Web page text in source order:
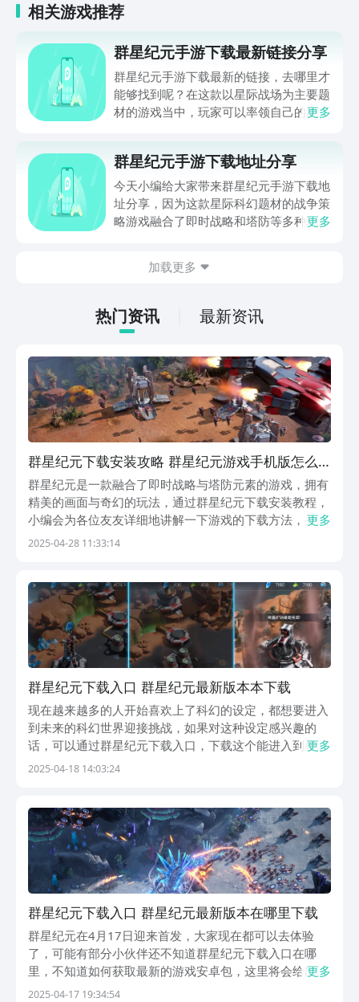
相关游戏推荐
群星纪元手游下载最新链接分享
群星纪元手游下载最新的链接，去哪里才
能够找到呢？在这款以星际战场为主要题
材的游戏当中，玩家可以率领自己的星际
的下载链接分享给各位参考，希望这次内
容可以对大家有所帮助。
更多
群星纪元手游下载地址分享
今天小编给大家带来群星纪元手游下载地
址分享，因为这款星际科幻题材的战争策
略游戏融合了即时战略和塔防等多种玩法
并与盟友联合征服不同星球，扩张势力版
乐趣，因此想要深入了解游戏并进行游戏
下载的玩家抓紧来看看吧！
更多
加载更多
热门资讯 最新资讯
群星纪元下载安装攻略 群星纪元游戏手机版怎么
下载
群星纪元是一款融合了即时战略与塔防元素的游戏，拥有
精美的画面与奇幻的玩法，通过群星纪元下载安装教程，
小编会为各位友友详细地讲解一下游戏的下载方法，并简
单地描述一下这款游戏的玩法，可以让刚入坑的玩家有个
更多
2025-04-28 11:33:14
群星纪元下载入口 群星纪元最新版本本下载
现在越来越多的人开始喜欢上了科幻的设定，都想要进入
到未来的科幻世界迎接挑战，如果对这种设定感兴趣的
话，可以通过群星纪元下载入口，下载这个能进入到星际
战场的手游，这里随时都能开战，并且能感受到一个切实
址...
更多
2025-04-18 14:03:24
群星纪元下载入口 群星纪元最新版本在哪里下载​
群星纪元在4月17日迎来首发，大家现在都可以去体验
了，可能有部分小伙伴还不知道群星纪元下载入口在哪
里，不知道如何获取最新的游戏安卓包，这里将会给出指
引，大家只需对照着步骤来做就能轻松获得游戏资源了，
更多
2025-04-17 19:34:54